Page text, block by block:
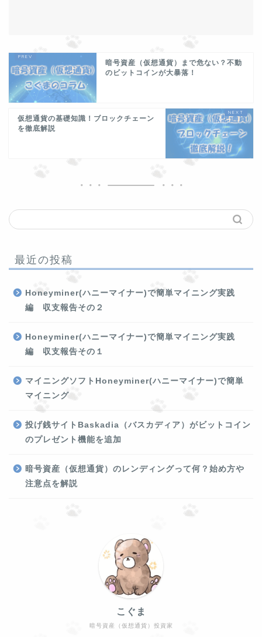
暗号資産（仮想通貨）まで危ない？不動
のビットコインが大暴落！
仮想通貨の基礎知識！ブロックチェーン
を徹底解説
最近の投稿
Honeyminer(ハニーマイナー)で簡単マイニング実践
編 収支報告その２
Honeyminer(ハニーマイナー)で簡単マイニング実践
編 収支報告その１
マイニングソフトHoneyminer(ハニーマイナー)で簡単
マイニング
投げ銭サイトBaskadia（バスカディア）がビットコイン
のプレゼント機能を追加
暗号資産（仮想通貨）のレンディングって何？始め方や
注意点を解説
暗号資産（仮想通貨）投資家
こぐま